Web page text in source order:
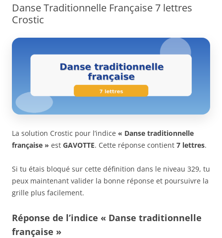
Danse Traditionnelle Française 7 lettres
Crostic
La solution Crostic pour l’indice « Danse traditionnelle
française » est GAVOTTE. Cette réponse contient 7 lettres.
Si tu étais bloqué sur cette définition dans le niveau 329, tu
peux maintenant valider la bonne réponse et poursuivre la
grille plus facilement.
Réponse de l’indice « Danse traditionnelle
française »